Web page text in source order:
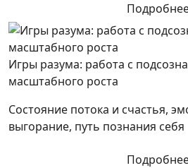
Игры разума: работа с
масштабного роста
Состояние потока и счастья,
выгорание, путь познания себя